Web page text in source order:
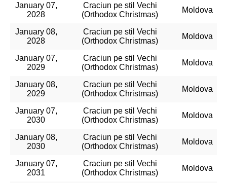
January 07,
2028
Craciun pe stil Vechi
(Orthodox Christmas)
Moldova
January 08,
2028
Craciun pe stil Vechi
(Orthodox Christmas)
Moldova
January 07,
2029
Craciun pe stil Vechi
(Orthodox Christmas)
Moldova
January 08,
2029
Craciun pe stil Vechi
(Orthodox Christmas)
Moldova
January 07,
2030
Craciun pe stil Vechi
(Orthodox Christmas)
Moldova
January 08,
2030
Craciun pe stil Vechi
(Orthodox Christmas)
Moldova
January 07,
2031
Craciun pe stil Vechi
(Orthodox Christmas)
Moldova